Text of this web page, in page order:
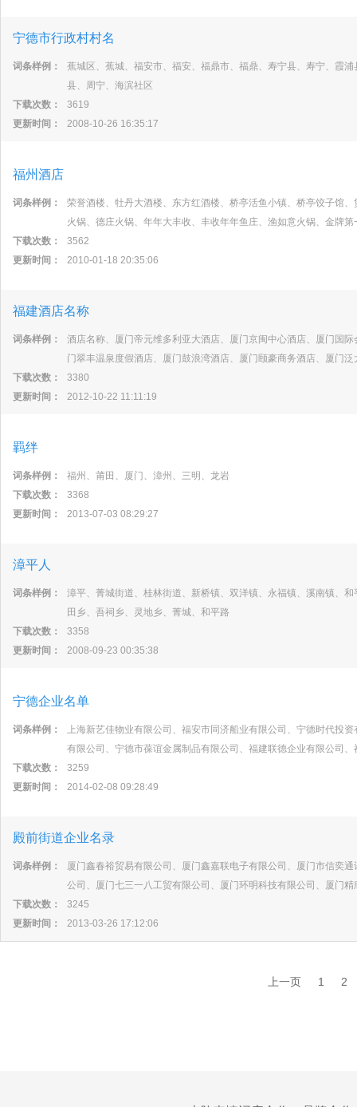
宁德市行政村村名
词条样例：
蕉城区、蕉城、福安市、福安、福鼎市、福鼎、寿宁县、寿宁、霞
县、周宁、海滨社区
下载次数：
3619
更新时间：
2008-10-26 16:35:17
福州酒店
词条样例：
荣誉酒楼、牡丹大酒楼、东方红酒楼、桥亭活鱼小镇、桥亭饺子馆
火锅、德庄火锅、年年大丰收、丰收年年鱼庄、渔如意火锅、金牌
下载次数：
3562
更新时间：
2010-01-18 20:35:06
福建酒店名称
词条样例：
酒店名称、厦门帝元维多利亚大酒店、厦门京闽中心酒店、厦门国
门翠丰温泉度假酒店、厦门鼓浪湾酒店、厦门颐豪商务酒店、厦门泛
下载次数：
3380
更新时间：
2012-10-22 11:11:19
羁绊
词条样例：
福州、莆田、厦门、漳州、三明、龙岩
下载次数：
3368
更新时间：
2013-07-03 08:29:27
漳平人
词条样例：
漳平、菁城街道、桂林街道、新桥镇、双洋镇、永福镇、溪南镇、
田乡、吾祠乡、灵地乡、菁城、和平路
下载次数：
3358
更新时间：
2008-09-23 00:35:38
宁德企业名单
词条样例：
上海新艺佳物业有限公司、福安市同济船业有限公司、宁德时代投
有限公司、宁德市葆谊金属制品有限公司、福建联德企业有限公司
下载次数：
3259
更新时间：
2014-02-08 09:28:49
殿前街道企业名录
词条样例：
厦门鑫春裕贸易有限公司、厦门鑫嘉联电子有限公司、厦门市信奕
公司、厦门七三一八工贸有限公司、厦门环明科技有限公司、厦门
下载次数：
3245
更新时间：
2013-03-26 17:12:06
上一页 1 2